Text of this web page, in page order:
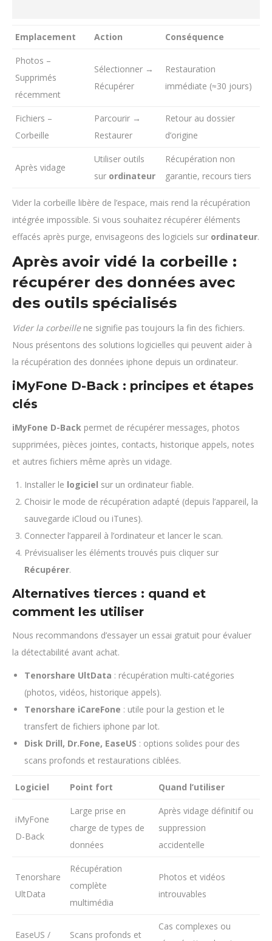
Emplacement Action Conséquence
Photos –
Supprimés
récemment
Sélectionner →
Récupérer
Restauration
immédiate (≈30 jours)
Fichiers –
Corbeille
Parcourir →
Restaurer
Retour au dossier
d’origine
Après vidage
Utiliser outils
sur ordinateur
Récupération non
garantie, recours tiers
Vider la corbeille libère de l’espace, mais rend la récupération
intégrée impossible. Si vous souhaitez récupérer éléments
effacés après purge, envisageons des logiciels sur ordinateur.
Après avoir vidé la corbeille :
récupérer des données avec
des outils spécialisés
Vider la corbeillene signifie pas toujours la fin des fichiers.
Nous présentons des solutions logicielles qui peuvent aider à
la récupération des données iphone depuis un ordinateur.
iMyFone D-Back : principes et étapes
clés
iMyFone D-Back permet de récupérer messages, photos
supprimées, pièces jointes, contacts, historique appels, notes
et autres fichiers même après un vidage.
Installer le logiciel sur un ordinateur fiable.
Choisir le mode de récupération adapté (depuis l’appareil, la
sauvegarde iCloud ou iTunes).
Connecter l’appareil à l’ordinateur et lancer le scan.
Prévisualiser les éléments trouvés puis cliquer sur
Récupérer.
Alternatives tierces : quand et
comment les utiliser
Nous recommandons d’essayer un essai gratuit pour évaluer
la détectabilité avant achat.
Tenorshare UltData : récupération multi-catégories
(photos, vidéos, historique appels).
Tenorshare iCareFone : utile pour la gestion et le
transfert de fichiers iphone par lot.
Disk Drill, Dr.Fone, EaseUS : options solides pour des
scans profonds et restaurations ciblées.
Logiciel Point fort Quand l’utiliser
iMyFone
D-Back
Large prise en
charge de types de
données
Après vidage définitif ou
suppression
accidentelle
Tenorshare
UltData
Récupération
complète
multimédia
Photos et vidéos
introuvables
EaseUS / Scans profonds et
Cas complexes ou